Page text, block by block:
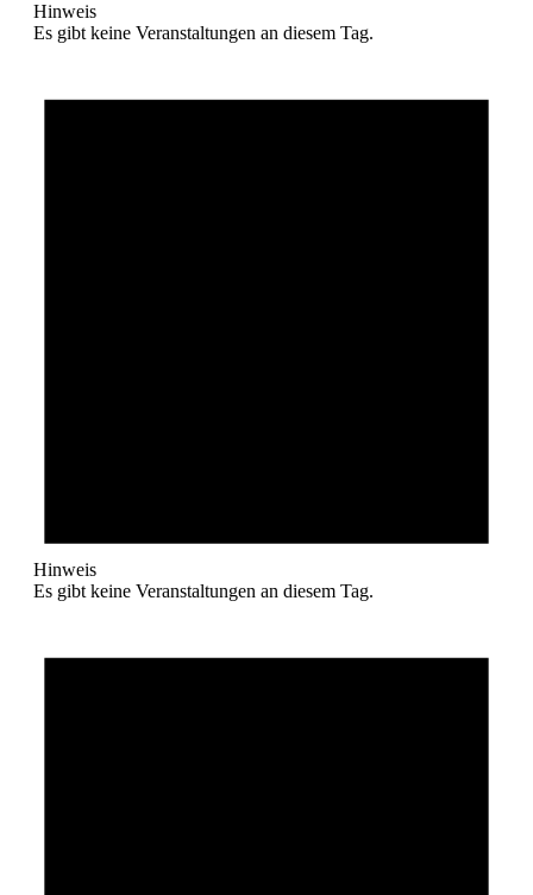
Hinweis
Es gibt keine Veranstaltungen an diesem Tag.
Hinweis
Es gibt keine Veranstaltungen an diesem Tag.